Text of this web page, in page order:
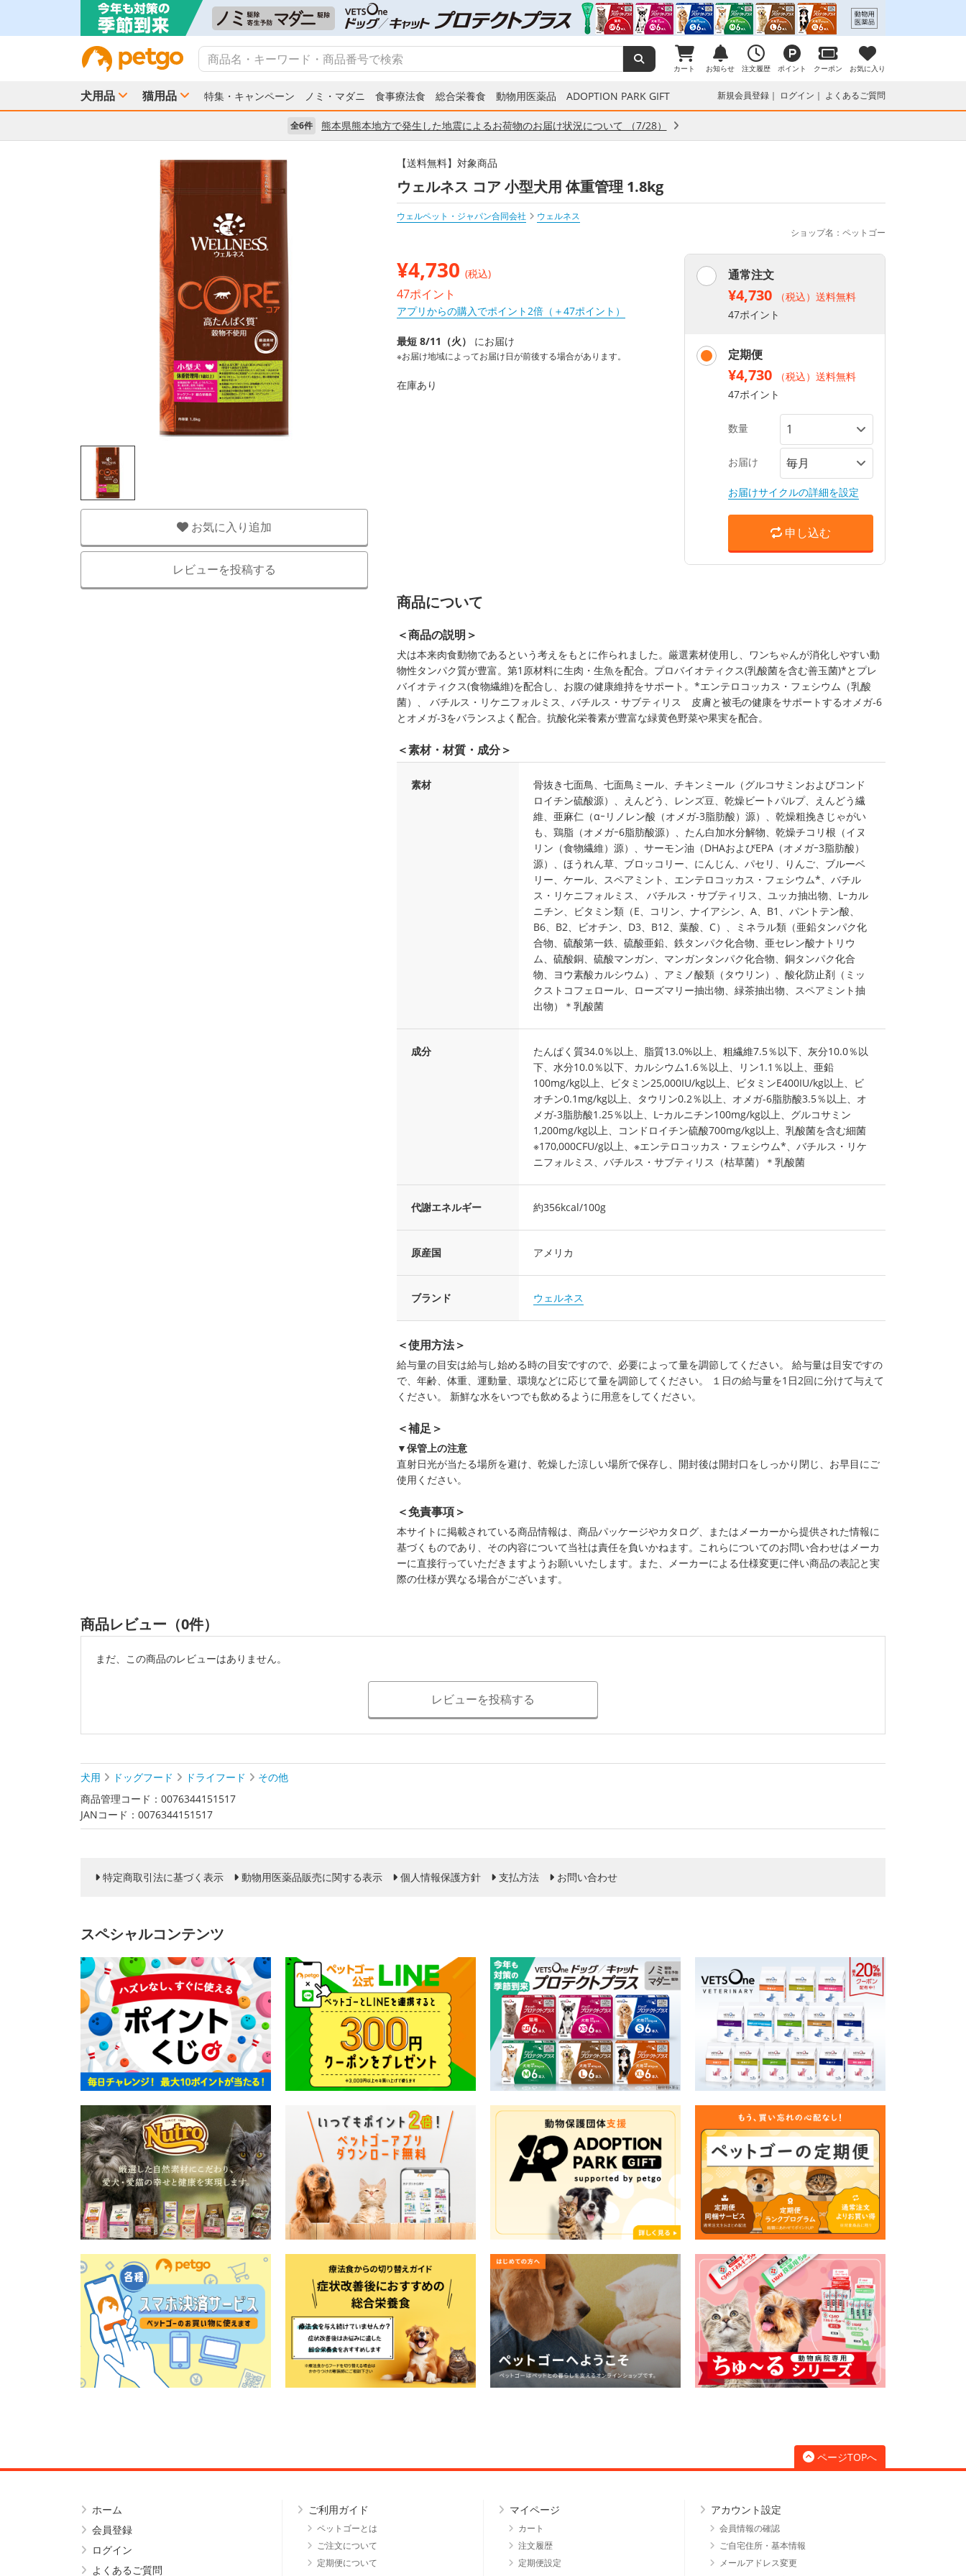
カート お知らせ 注文履歴 ポイント クーポン お気に入り
犬用品 猫用品 特集・キャンペーン ノミ・マダニ 食事療法食 総合栄養食 動物用医薬品 ADOPTION PARK GIFT 新規会員登録 ログイン よくあるご質問
全6件 熊本県熊本地方で発生した地震によるお荷物のお届け状況について （7/28）
お気に入り追加
レビューを投稿する
【送料無料】対象商品
ウェルネス コア 小型犬用 体重管理 1.8kg
ウェルペット・ジャパン合同会社
ウェルネス
ショップ名：ペットゴー
¥4,730 (税込)
47ポイント
アプリからの購入でポイント2倍（＋47ポイント）
最短 8/11（火） にお届け
※お届け地域によってお届け日が前後する場合があります。
在庫あり
通常注文
¥4,730
（税込）送料無料
47ポイント
定期便
¥4,730
（税込）送料無料
47ポイント
数量
お届け
お届けサイクルの詳細を設定
申し込む
商品について
＜商品の説明＞
犬は本来肉食動物であるという考えをもとに作られました。厳選素材使用し、ワンちゃんが消化しやすい動
物性タンパク質が豊富。第1原材料に生肉・生魚を配合。プロバイオティクス(乳酸菌を含む善玉菌)*とプレ
バイオティクス(食物繊維)を配合し、お腹の健康維持をサポート。*エンテロコッカス・フェシウム（乳酸
菌）、 バチルス・リケニフォルミス、バチルス・サブティリス 皮膚と被毛の健康をサポートするオメガ‐6
とオメガ‐3をバランスよく配合。抗酸化栄養素が豊富な緑黄色野菜や果実を配合。
＜素材・材質・成分＞
素材
骨抜き七面鳥、七面鳥ミール、チキンミール（グルコサミンおよびコンド
ロイチン硫酸源）、えんどう、レンズ豆、乾燥ビートパルプ、えんどう繊
維、亜麻仁（αｰリノレン酸（オメガ-3脂肪酸）源）、乾燥粗挽きじゃがい
も、鶏脂（オメガｰ6脂肪酸源）、たん白加水分解物、乾燥チコリ根（イヌ
リン（食物繊維）源）、サーモン油（DHAおよびEPA（オメガｰ3脂肪酸）
源）、ほうれん草、ブロッコリー、にんじん、パセリ、りんご、ブルーベ
リー、ケール、スペアミント、エンテロコッカス・フェシウム*、バチル
ス・リケニフォルミス、 バチルス・サブティリス、ユッカ抽出物、Lｰカル
ニチン、ビタミン類（E、コリン、ナイアシン、A、B1、パントテン酸、
B6、B2、ビオチン、D3、B12、葉酸、C）、ミネラル類（亜鉛タンパク化
合物、硫酸第一鉄、硫酸亜鉛、鉄タンパク化合物、亜セレン酸ナトリウ
ム、硫酸銅、硫酸マンガン、マンガンタンパク化合物、銅タンパク化合
物、ヨウ素酸カルシウム）、アミノ酸類（タウリン）、酸化防止剤（ミッ
クストコフェロール、ローズマリー抽出物、緑茶抽出物、スペアミント抽
出物）＊乳酸菌
成分
たんぱく質34.0％以上、脂質13.0%以上、粗繊維7.5％以下、灰分10.0％以
下、水分10.0％以下、カルシウム1.6％以上、リン1.1％以上、亜鉛
100mg/kg以上、ビタミン25,000IU/kg以上、ビタミンE400IU/kg以上、ビ
オチン0.1mg/kg以上、タウリン0.2％以上、オメガ-6脂肪酸3.5％以上、オ
メガ-3脂肪酸1.25％以上、Lｰカルニチン100mg/kg以上、グルコサミン
1,200mg/kg以上、コンドロイチン硫酸700mg/kg以上、乳酸菌を含む細菌
※170,000CFU/g以上、※エンテロコッカス・フェシウム*、バチルス・リケ
ニフォルミス、バチルス・サブティリス（枯草菌）＊乳酸菌
代謝エネルギー 約356kcal/100g
原産国 アメリカ
ブランド ウェルネス
＜使用方法＞
給与量の目安は給与し始める時の目安ですので、必要によって量を調節してください。 給与量は目安ですの
で、年齢、体重、運動量、環境などに応じて量を調節してください。 １日の給与量を1日2回に分けて与えて
ください。 新鮮な水をいつでも飲めるように用意をしてください。
＜補足＞
▼保管上の注意
直射日光が当たる場所を避け、乾燥した涼しい場所で保存し、開封後は開封口をしっかり閉じ、お早目にご
使用ください。
＜免責事項＞
本サイトに掲載されている商品情報は、商品パッケージやカタログ、またはメーカーから提供された情報に
基づくものであり、その内容について当社は責任を負いかねます。これらについてのお問い合わせはメーカ
ーに直接行っていただきますようお願いいたします。また、メーカーによる仕様変更に伴い商品の表記と実
際の仕様が異なる場合がございます。
商品レビュー（0件）
まだ、この商品のレビューはありません。
レビューを投稿する
犬用 ドッグフード ドライフード
その他
商品管理コード：0076344151517
JANコード：0076344151517
特定商取引法に基づく表示 動物用医薬品販売に関する表示 個人情報保護方針 支払方法 お問い合わせ
スペシャルコンテンツ
ページTOPへ
ホーム
会員登録
ログイン
よくあるご質問
ご利用ガイド
ペットゴーとは
ご注文について
定期便について
マイページ
カート
注文履歴
定期便設定
アカウント設定
会員情報の確認
ご自宅住所・基本情報
メールアドレス変更